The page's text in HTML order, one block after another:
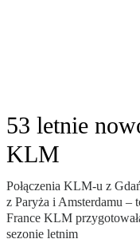
53 letnie
KLM
Połączenia KLM-u z
z Paryża i Amsterdamu –
France KLM
sezonie letnim